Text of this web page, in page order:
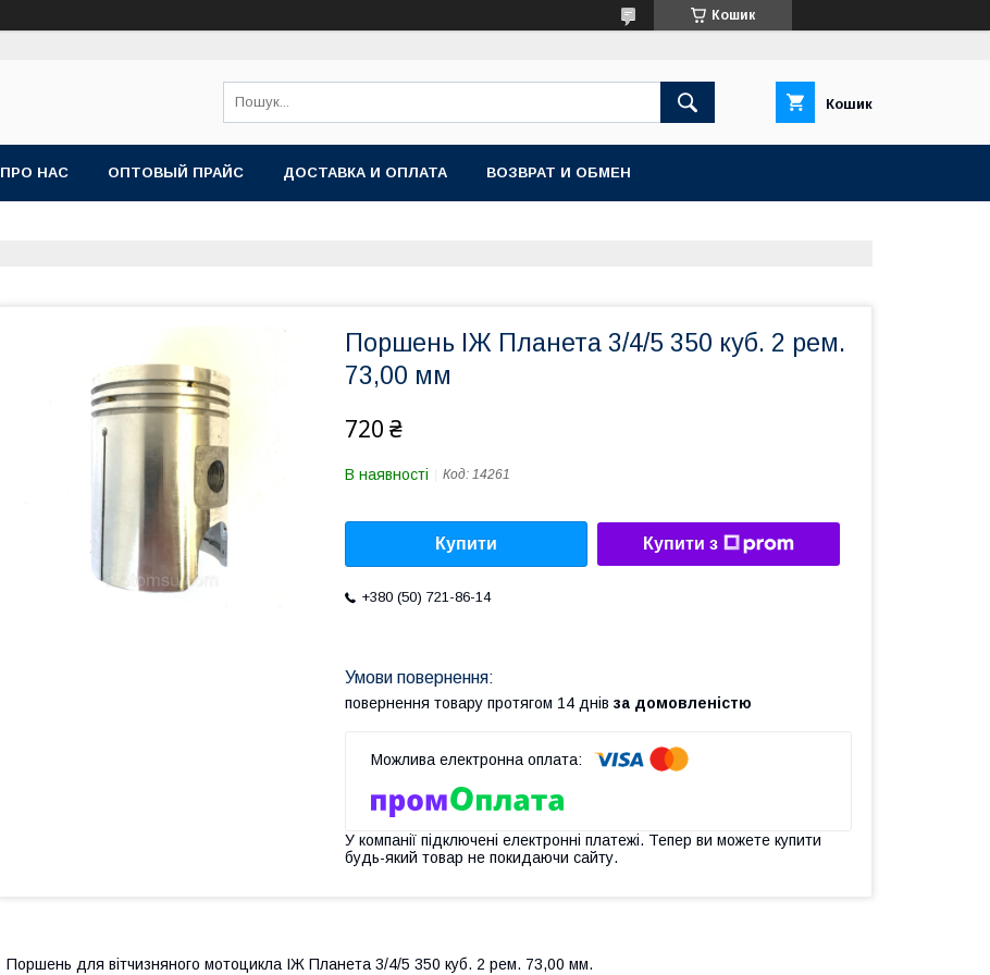
Кошик
Кошик
ПРО НАС ОПТОВЫЙ ПРАЙС ДОСТАВКА И ОПЛАТА ВОЗВРАТ И ОБМЕН
Поршень ІЖ Планета 3/4/5 350 куб. 2 рем.
73,00 мм
720 ₴
В наявності Код: 14261
Купити Купити з
+380 (50) 721-86-14
повернення товару протягом 14 днів за домовленістю
У компанії підключені електронні платежі. Тепер ви можете купити
будь-який товар не покидаючи сайту.
Поршень для вітчизняного мотоцикла ІЖ Планета 3/4/5 350 куб. 2 рем. 73,00 мм.